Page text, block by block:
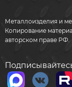
Металлоизделия и
Копирование
авторском праве РФ.